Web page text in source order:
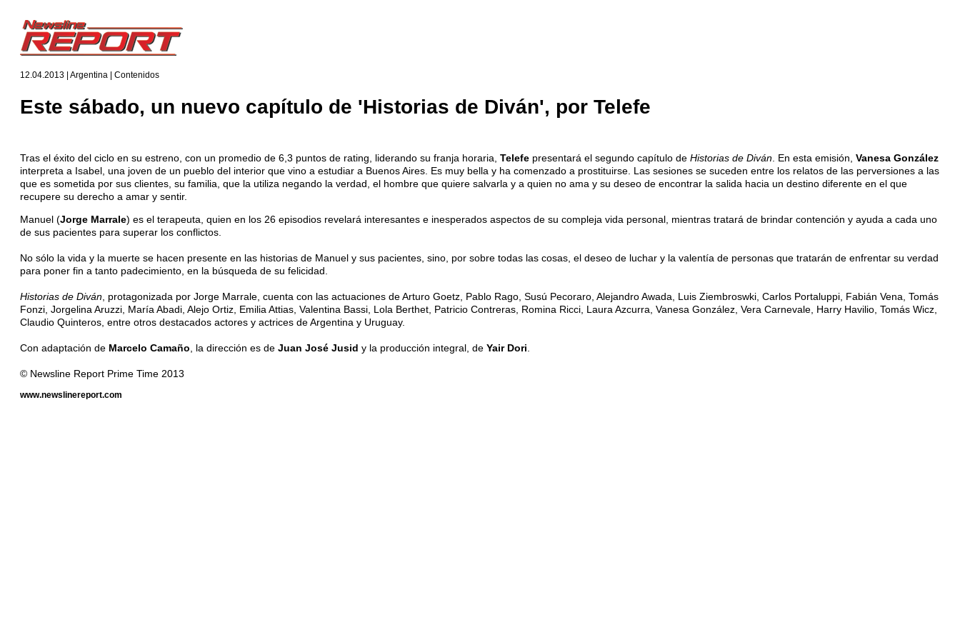
12.04.2013 | Argentina | Contenidos
Este sábado, un nuevo capítulo de 'Historias de Diván', por Telefe
Tras el éxito del ciclo en su estreno, con un promedio de 6,3 puntos de rating, liderando su franja horaria, Telefe presentará el segundo capítulo de Historias de Diván . En esta emisión, Vanesa González
interpreta a Isabel, una joven de un pueblo del interior que vino a estudiar a Buenos Aires. Es muy bella y ha comenzado a prostituirse. Las sesiones se suceden entre los relatos de las perversiones a las
que es sometida por sus clientes, su familia, que la utiliza negando la verdad, el hombre que quiere salvarla y a quien no ama y su deseo de encontrar la salida hacia un destino diferente en el que
recupere su derecho a amar y sentir.
Manuel (Jorge Marrale) es el terapeuta, quien en los 26 episodios revelará interesantes e inesperados aspectos de su compleja vida personal, mientras tratará de brindar contención y ayuda a cada uno
de sus pacientes para superar los conflictos.
No sólo la vida y la muerte se hacen presente en las historias de Manuel y sus pacientes, sino, por sobre todas las cosas, el deseo de luchar y la valentía de personas que tratarán de enfrentar su verdad
para poner fin a tanto padecimiento, en la búsqueda de su felicidad.
Historias de Diván , protagonizada por Jorge Marrale, cuenta con las actuaciones de Arturo Goetz, Pablo Rago, Susú Pecoraro, Alejandro Awada, Luis Ziembroswki, Carlos Portaluppi, Fabián Vena, Tomás
Fonzi, Jorgelina Aruzzi, María Abadi, Alejo Ortiz, Emilia Attias, Valentina Bassi, Lola Berthet, Patricio Contreras, Romina Ricci, Laura Azcurra, Vanesa González, Vera Carnevale, Harry Havilio, Tomás Wicz,
Claudio Quinteros, entre otros destacados actores y actrices de Argentina y Uruguay.
Con adaptación de Marcelo Camaño , la dirección es de Juan José Jusid y la producción integral, de Yair Dori
© Newsline Report Prime Time 2013
www.newslinereport.com